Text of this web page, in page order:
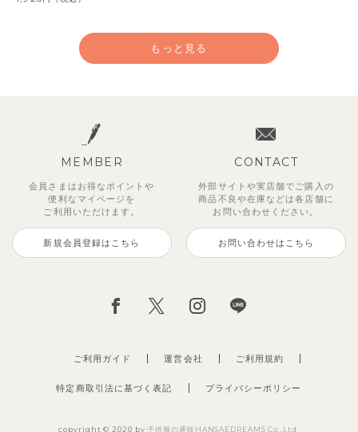
&パンツ
ンツ
3,300
（税込）
ャツ＆パン
もっと見る
MEMBER
会員さまはお得なポイントや
便利な マイページを
ご利用いただけます。
新規会員登録はこちら
CONTACT
外部サイトや実店舗でご購入の
商品不良や在庫などは各店舗に
お問い合わせください。
お問い合わせはこちら
ご利用ガイド 運営会社
特定商取引法に基づく表記 プライバシーポリシー
ご利用規約
copyright © 2020 by子供服の通販HANSAEDREAMS Co.,Ltd.